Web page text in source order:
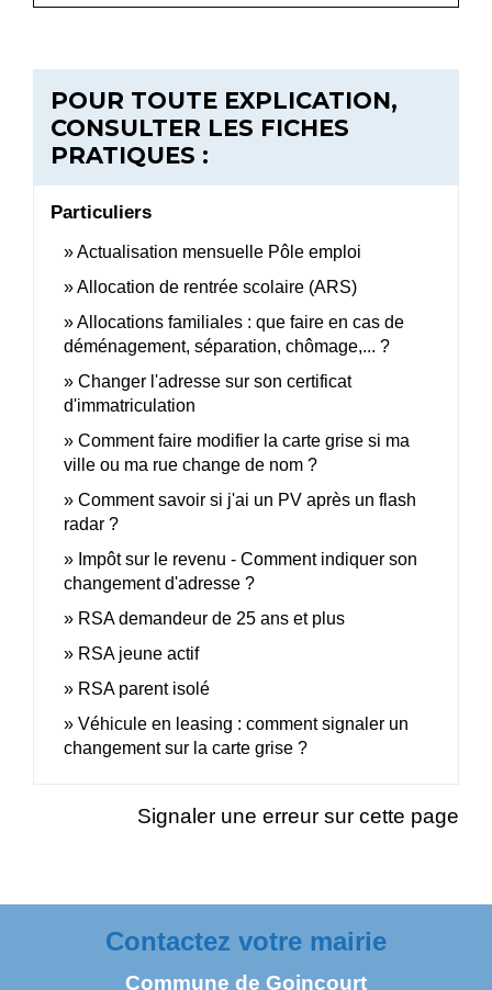
POUR TOUTE EXPLICATION,
CONSULTER LES FICHES
PRATIQUES :
Particuliers
Actualisation mensuelle Pôle emploi
Allocation de rentrée scolaire (ARS)
Allocations familiales : que faire en cas de
déménagement, séparation, chômage,... ?
Changer l'adresse sur son certificat
d'immatriculation
Comment faire modifier la carte grise si ma
ville ou ma rue change de nom ?
Comment savoir si j'ai un PV après un flash
radar ?
Impôt sur le revenu - Comment indiquer son
changement d'adresse ?
RSA demandeur de 25 ans et plus
RSA jeune actif
RSA parent isolé
Véhicule en leasing : comment signaler un
changement sur la carte grise ?
Signaler une erreur sur cette page
Contactez votre mairie
Commune de Goincourt